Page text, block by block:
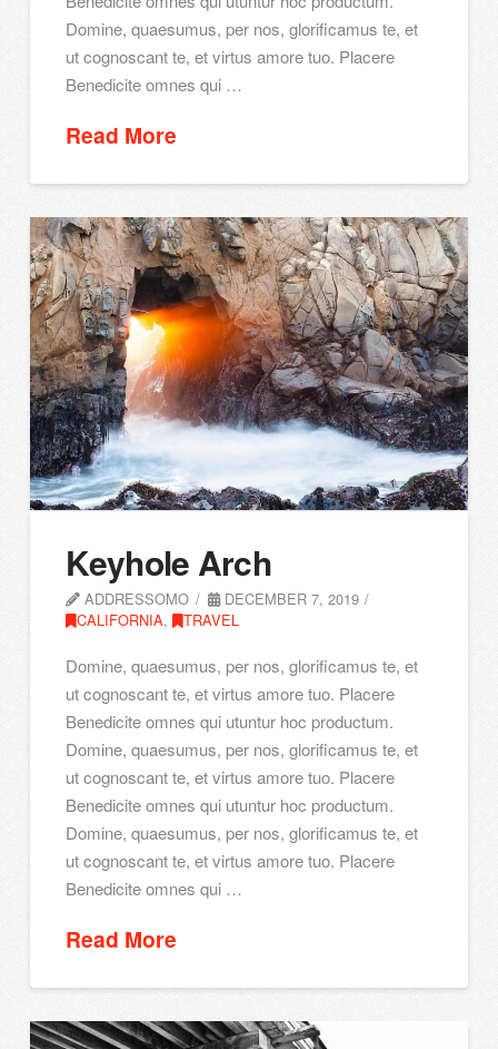
Domine, quaesumus, per nos, glorificamus te, et
ut cognoscant te, et virtus amore tuo. Placere
Benedicite omnes qui …
Read More
Keyhole Arch
ADDRESSOMO
DECEMBER 7, 2019
CALIFORNIA, TRAVEL
Domine, quaesumus, per nos, glorificamus te, et
ut cognoscant te, et virtus amore tuo. Placere
Benedicite omnes qui utuntur hoc productum.
Domine, quaesumus, per nos, glorificamus te, et
ut cognoscant te, et virtus amore tuo. Placere
Benedicite omnes qui utuntur hoc productum.
Domine, quaesumus, per nos, glorificamus te, et
ut cognoscant te, et virtus amore tuo. Placere
Benedicite omnes qui …
Read More